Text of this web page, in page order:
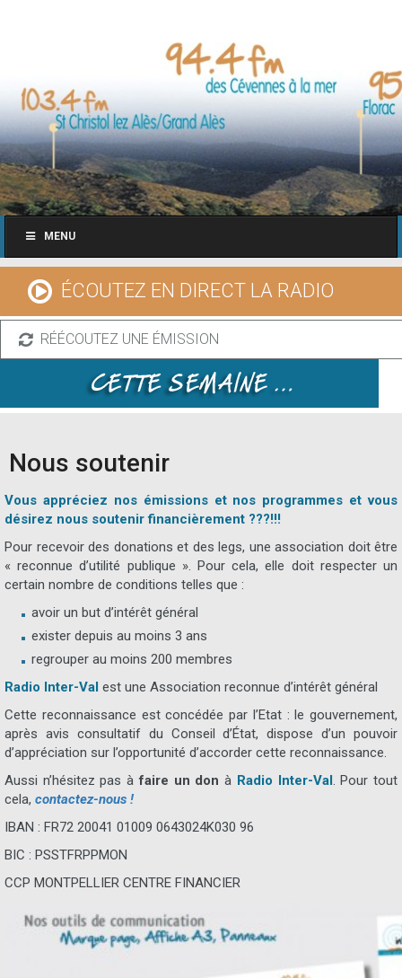
MENU
ÉCOUTEZ EN DIRECT LA RADIO
RÉÉCOUTEZ UNE ÉMISSION
Nous soutenir
Vous appréciez nos émissions et nos programmes et vous
désirez nous soutenir financièrement ???!!!
Pour recevoir des donations et des legs, une association doit être
« reconnue d’utilité publique ». Pour cela, elle doit respecter un
certain nombre de conditions telles que :
avoir un but d’intérêt général
exister depuis au moins 3 ans
regrouper au moins 200 membres
Radio Inter-Val est une Association reconnue d’intérêt général
Cette reconnaissance est concédée par l’Etat : le gouvernement,
après avis consultatif du Conseil d’État, dispose d’un pouvoir
d’appréciation sur l’opportunité d’accorder cette reconnaissance.
Aussi n’hésitez pas àfaire un don à Radio Inter-Val. Pour tout
cela, contactez-nous !
IBAN : FR72 20041 01009 0643024K030 96
BIC : PSSTFRPPMON
CCP MONTPELLIER CENTRE FINANCIER